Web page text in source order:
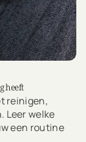
heeft
reinigen,
Leer welke
een routine